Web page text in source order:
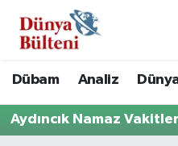
Dübam Analiz
Aydıncık Namaz
Hava Durumu